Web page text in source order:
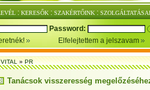
: KERESŐK : SZAKÉRTŐINK :
Password:
Elfelejtettem a jelszavam
VITAL»PR
Tanácsok visszeresség